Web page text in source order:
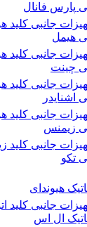
پارس فانال
جانبی کلید
هیمل
جانبی کلید
چینت
جانبی کلید
اشنایدر
جانبی کلید
زیمنس
جانبی کلید
تکو
هیوندای
جانبی کلید
ال اس